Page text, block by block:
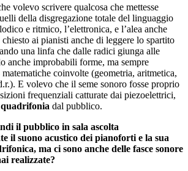
volevo scrivere qualcosa che mettesse
della disgregazione totale del linguaggio
e ritmico, l’elettronica, e l’alea anche
ai pianisti anche di leggere lo spartito
una linfa che dalle radici giunga alle
anche improbabili forme, ma sempre
coinvolte (geometria, aritmetica,
E volevo che il seme sonoro fosse proprio
frequenziali catturate dai piezoelettrici,
quadrifonia dal pubblico.
il pubblico in sala ascolta
il suono acustico dei pianoforti e la sua
ma ci sono anche delle fasce sonore
realizzate?